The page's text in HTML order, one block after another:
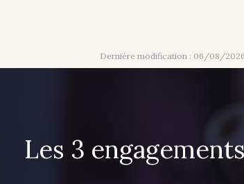
Dernière modification : 06/08/
Les 3